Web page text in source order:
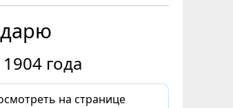
года
на странице